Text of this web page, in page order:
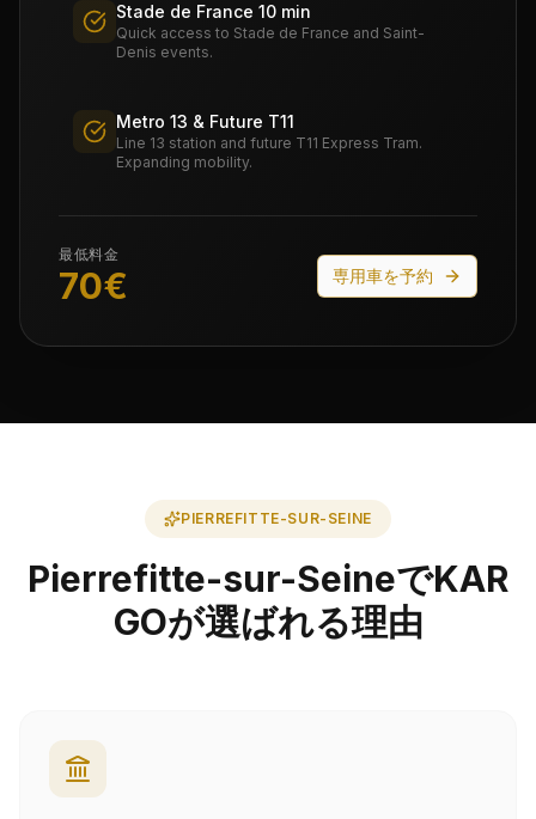
Stade de France 10 min
Quick access to Stade de France and Saint-
Denis events.
Metro 13 & Future T11
Line 13 station and future T11 Express Tram.
Expanding mobility.
最低料金
70€ 専用車を予約
PIERREFITTE-SUR-SEINE
Pierrefitte-sur-SeineでKAR
GOが選ばれる理由